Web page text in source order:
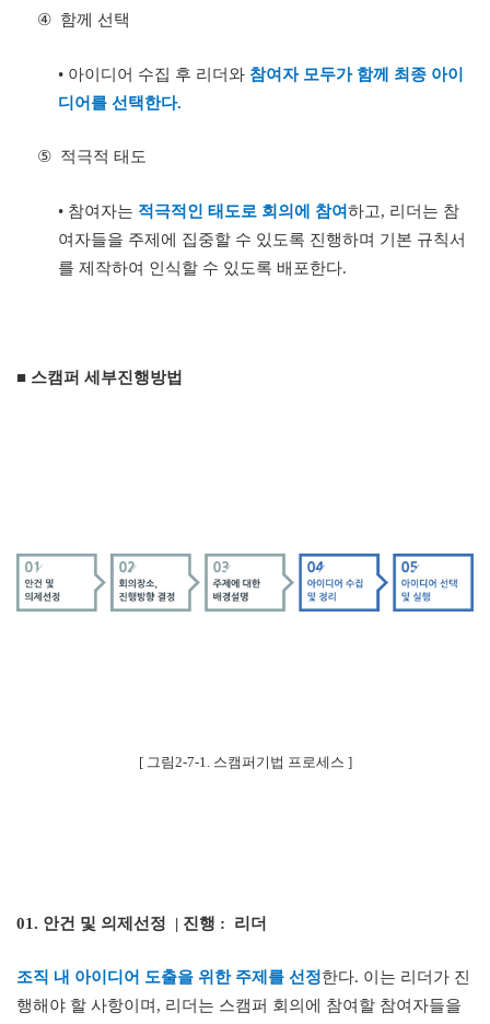
④ 함께 선택
• 아이디어 수집 후 리더와 참여자 모두가 함께 최종 아이
디어를 선택한다.
⑤ 적극적 태도
• 참여자는 적극적인 태도로 회의에 참여하고, 리더는 참
여자들을 주제에 집중할 수 있도록 진행하며 기본 규칙서
를 제작하여 인식할 수 있도록 배포한다.
■ 스캠퍼 세부진행방법
[ 그림2-7-1. 스캠퍼기법 프로세스 ]
01. 안건 및 의제선정 | 진행 : 리더
조직 내 아이디어 도출을 위한 주제를 선정한다. 이는 리더가 진
행해야 할 사항이며 , 리더는 스캠퍼 회의에 참여할 참여자들을